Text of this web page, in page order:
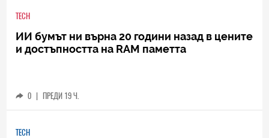
TECH
ИИ бумът ни върна 20 години назад в цените
и достъпността на RAM паметта
0 | ПРЕДИ 19 Ч.
TECH